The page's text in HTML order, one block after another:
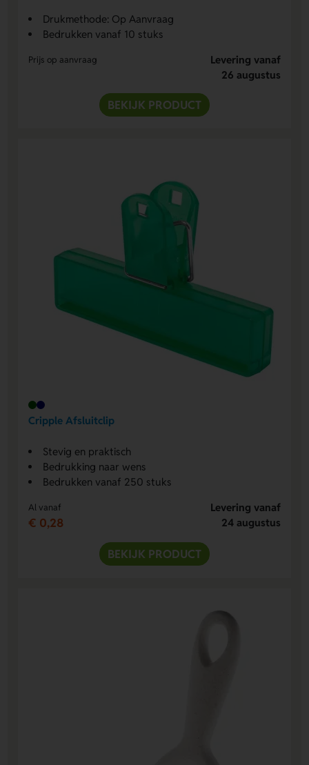
Drukmethode: Op Aanvraag
Bedrukken vanaf 10 stuks
Prijs op aanvraag
Levering vanaf
26 augustus
BEKIJK PRODUCT
Cripple Afsluitclip
Stevig en praktisch
Bedrukking naar wens
Bedrukken vanaf 250 stuks
Al vanaf
€ 0,28
Levering vanaf
24 augustus
BEKIJK PRODUCT